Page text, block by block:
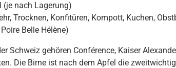
(je nach Lagerung)
Trocknen, Konfitüren, Kompott, Kuchen,
Belle Hélène)
Schweiz gehören Conférence, Kaiser
Die Birne ist nach dem Apfel die